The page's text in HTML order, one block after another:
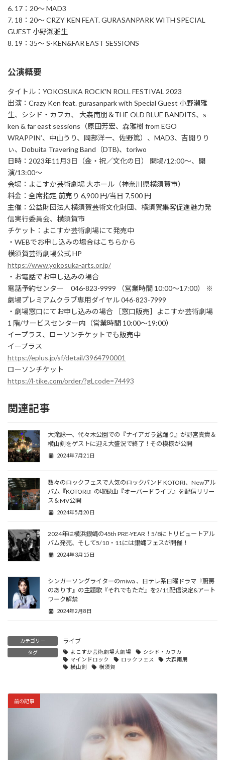
6. 17：20～ MAD3
7. 18：20～ CRZY KEN FEAT. GURASANPARK WITH SPECIAL
GUEST 小野瀬雅生
8. 19：35～ S-KEN&FAR EAST SESSIONS
公演概要
タイトル：YOKOSUKA ROCK'N ROLL FESTIVAL 2023
出演：Crazy Ken feat. gurasanpark with Special Guest 小野瀬雅
生、シシド・カフカ、 大森南朋＆THE OLD BLUE BANDITS、s-
ken & far east sessions（原田芳宏、森雅樹 from EGO
WRAPPIN’、中山うり、岡部洋一、佐野篤）、MAD3、吉開りり
ぃ、Dobuita Travering Band（DTB)、toriwo
日時：2023年11月3日（金・祝／文化の日） 開場/12:00～、開
演/13:00～
会場：よこすか芸術劇場 大ホール（神奈川県横須賀市）
料金：全席指定 前売り 6,900 円/当日 7,500 円
主催：公益財団法人横須賀芸術文化財団、横須賀集客促進魅力発
信実行委員会、横須賀市
チケット：よこすか芸術劇場にて発売中
・WEBでお申し込みの場合はこちらから
横須賀芸術劇場公式 HP
https://www.yokosuka-arts.or.jp/
・お電話でお申し込みの場合
電話予約センター 046-823-9999 （営業時間 10:00～17:00） ※
劇場プレミアムクラブ専用ダイヤル 046-823-7999
・劇場窓口にてお申し込みの場合 ［窓口販売］よこすか芸術劇場
1 階/サービスセンター内（営業時間 10:00～19:00）
イープラス、ローソンチケットでも販売中
イープラス
https://eplus.jp/sf/detail/3964790001
ローソンチケット
https://l-tike.com/order/?gLcode=74493
関連記事
大滝詠一、代々木公園での『ナイアガラ盆踊り』が野宮真貴＆
横山剣をゲストに迎え大盛況で終了！その模様が公開
2024年7月21日
数々のロックフェスで人気のロックバンド KOTORI、Newアル
バム『KOTORI』の収録曲『オーバードライブ』を配信リリー
ス＆MV公開
2024年5月20日
2024年は横浜銀蝿の45th PRE-YEAR！5/8にトリビュートアル
バム発売、そして5/10・11には銀蝿フェスが開催！
2024年3月15日
シンガーソングライターのmiwa 、日テレ系日曜ドラマ『厨房
のありす』の主題歌『それでもただ』を2/11配信決定&アート
ワーク解禁
2024年2月8日
カテゴリー ライブ
タグ よこすか芸術劇場大劇場
シシド・カフカ
マインドロック
ロックフェス
大森南朋
横山剣
横須賀
前の記事